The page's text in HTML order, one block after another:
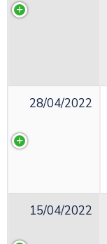
28/04/2022
15/04/2022